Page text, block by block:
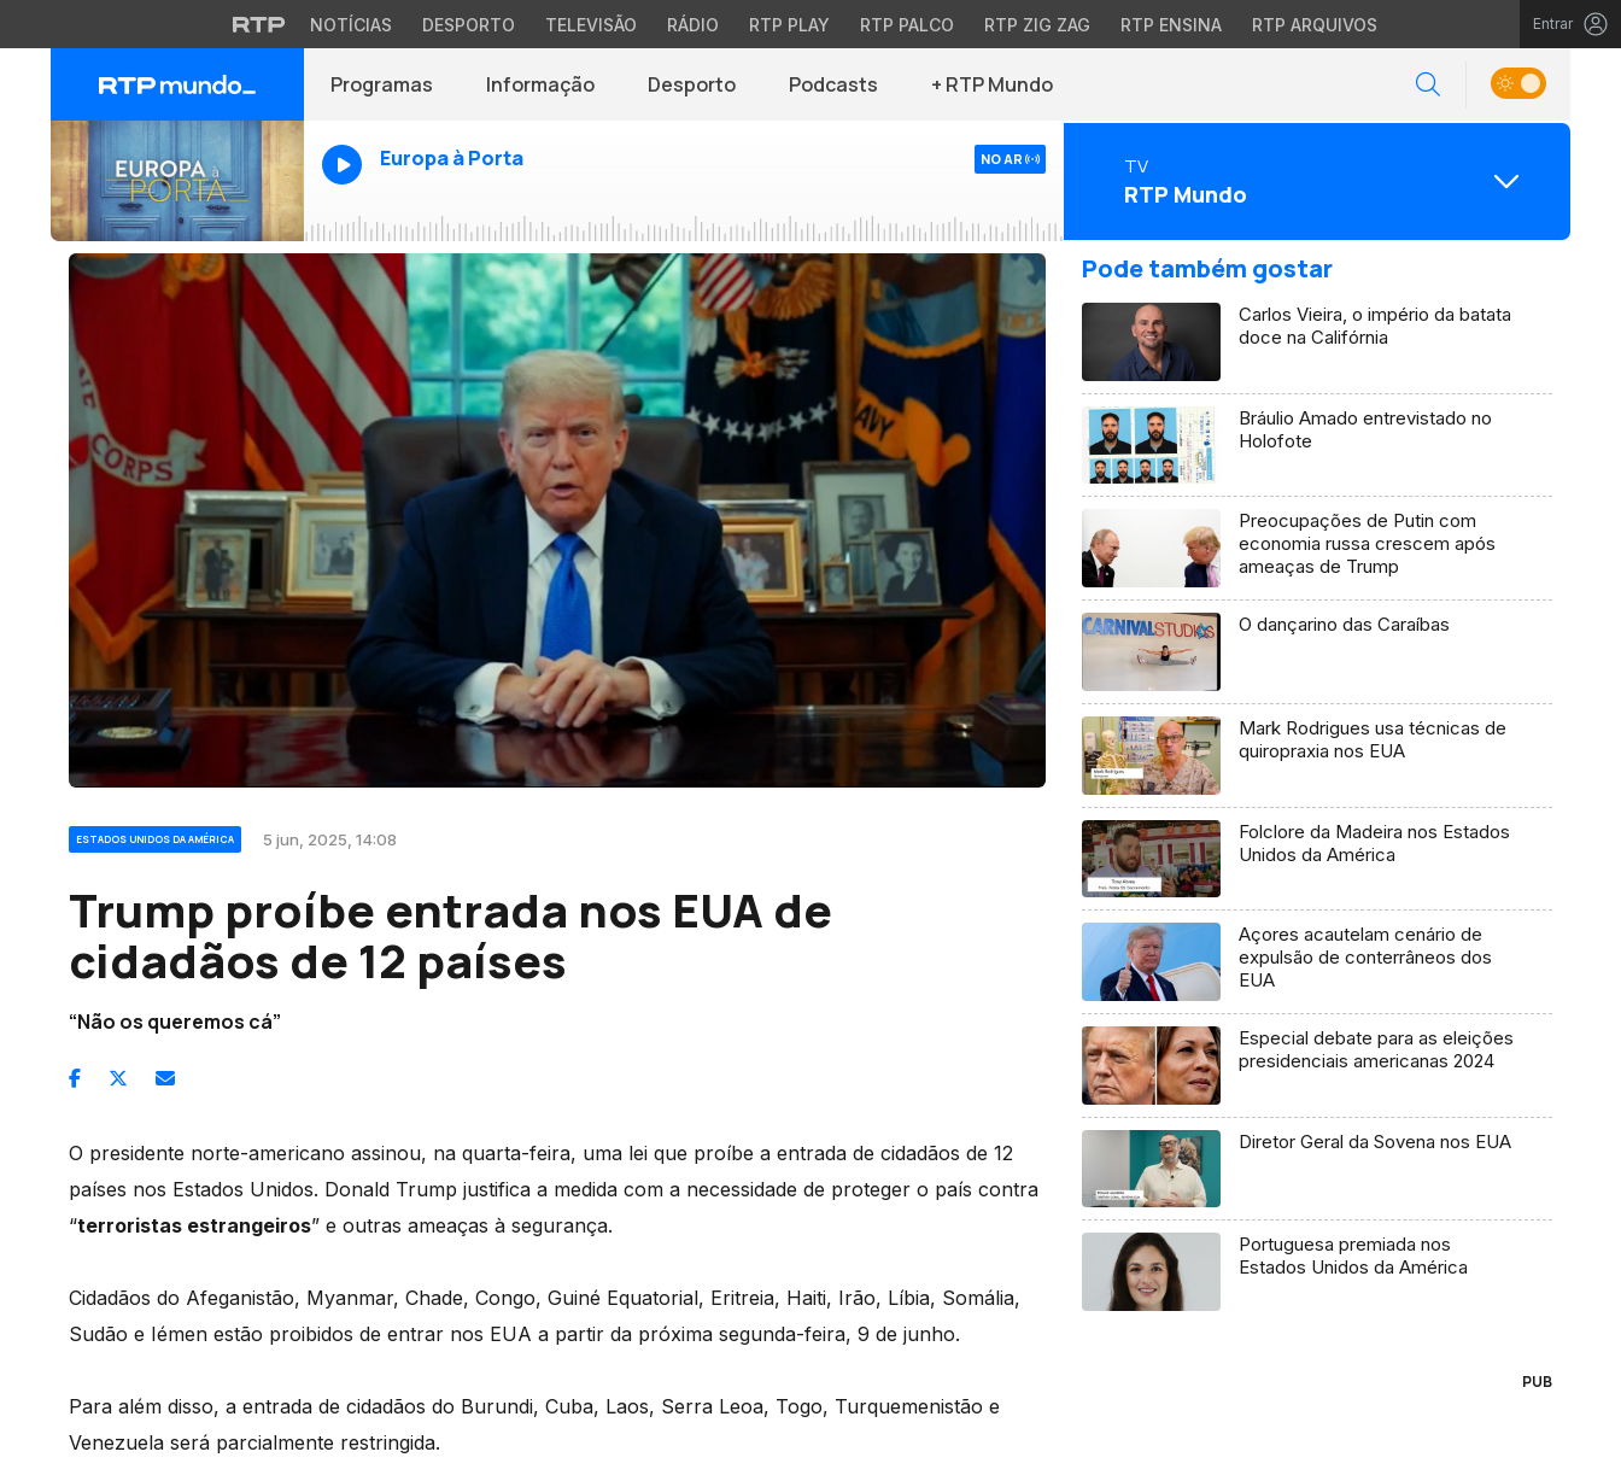
NOTÍCIAS DESPORTO TELEVISÃO RÁDIO RTP PLAY RTP PALCO RTP ZIG ZAG RTP ENSINA RTP ARQUIVOS Entrar
Programas Informação Desporto Podcasts + RTP Mundo
Europa à Porta NO AR TV
RTP Mundo
ESTADOS UNIDOS DA AMÉRICA 5 jun, 2025, 14:08
Trump proíbe entrada nos EUA de
cidadãos de 12 países
“Não os queremos cá”
O presidente norte-americano assinou, na quarta-feira, uma lei que proíbe a entrada de cidadãos de 12
países nos Estados Unidos. Donald Trump justifica a medida com a necessidade de proteger o país contra
“terroristas estrangeiros” e outras ameaças à segurança.
Cidadãos do Afeganistão, Myanmar, Chade, Congo, Guiné Equatorial, Eritreia, Haiti, Irão, Líbia, Somália,
Sudão e Iémen estão proibidos de entrar nos EUA a partir da próxima segunda-feira, 9 de junho.
Para além disso, a entrada de cidadãos do Burundi, Cuba, Laos, Serra Leoa, Togo, Turquemenistão e
Venezuela será parcialmente restringida.
Pode também gostar
Carlos Vieira, o império da batata
doce na Califórnia
Bráulio Amado entrevistado no
Holofote
Preocupações de Putin com
economia russa crescem após
ameaças de Trump
O dançarino das Caraíbas
Mark Rodrigues usa técnicas de
quiropraxia nos EUA
Folclore da Madeira nos Estados
Unidos da América
Açores acautelam cenário de
expulsão de conterrâneos dos
EUA
Especial debate para as eleições
presidenciais americanas 2024
Diretor Geral da Sovena nos EUA
Portuguesa premiada nos
Estados Unidos da América
PUB